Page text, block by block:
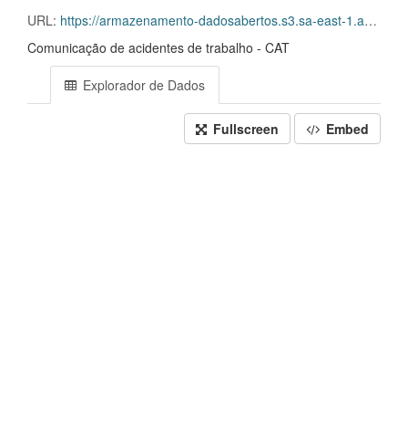
URL: https://armazenamento-dadosabertos.s3.sa-east-1.amazonaws.com/PDA_2023_2025/Grupos_de_dados/Comunica%C3%A7%C3%B5es+de+Acidente+de+Trabalho+%E2%80%93+CAT/CATS+EMITIDAS_JULHO+A+DEZEMBRO_2012.xlsx
Comunicação de acidentes de trabalho - CAT
Explorador de Dados
Fullscreen Embed